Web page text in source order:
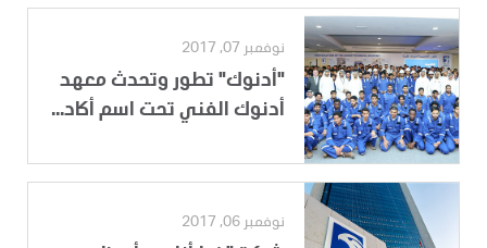
نوفمبر 07, 2017
"أدنوك" تطور وتحدث معهد
أدنوك الفني تحت اسم أكاد...
نوفمبر 06, 2017